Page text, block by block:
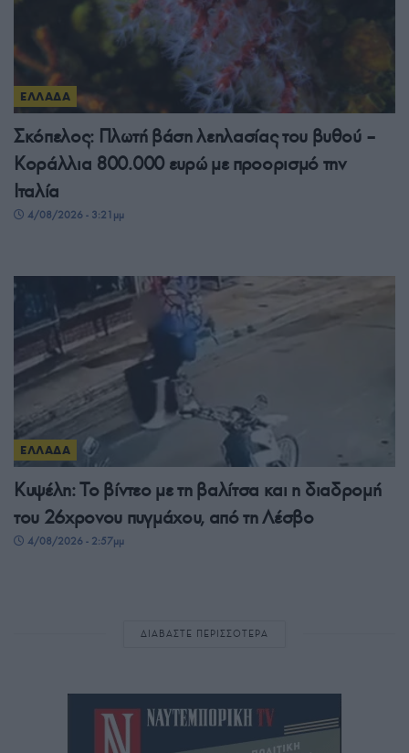
ΕΛΛΑΔΑ
Σκόπελος: Πλωτή βάση λεηλασίας του βυθού –
Κοράλλια 800.000 ευρώ με προορισμό την
Ιταλία
4/08/2026 - 3:21μμ
ΕΛΛΑΔΑ
Κυψέλη: Το βίντεο με τη βαλίτσα και η διαδρομή
του 26χρονου πυγμάχου, από τη Λέσβο
4/08/2026 - 2:57μμ
ΔΙΑΒΑΣΤΕ ΠΕΡΙΣΣΟΤΕΡΑ